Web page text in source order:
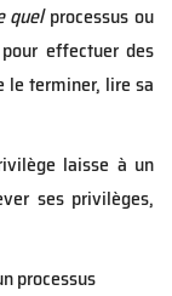
quelprocessus ou
effectuer des
le terminer, lire sa
laisse à un
ses privilèges,
processus